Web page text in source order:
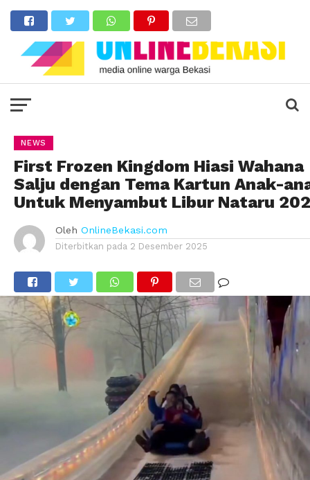
NEWS
First Frozen Kingdom Hiasi Wahana
Salju dengan Tema Kartun Anak-
Untuk Menyambut Libur Nataru
Oleh OnlineBekasi.com
Diterbitkan pada 2 Desember 2025